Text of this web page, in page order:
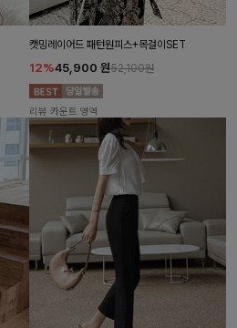
캣밍레이어드 패턴원피스+목걸이SET
12%45,900 원52,100원
리뷰 카운트 영역